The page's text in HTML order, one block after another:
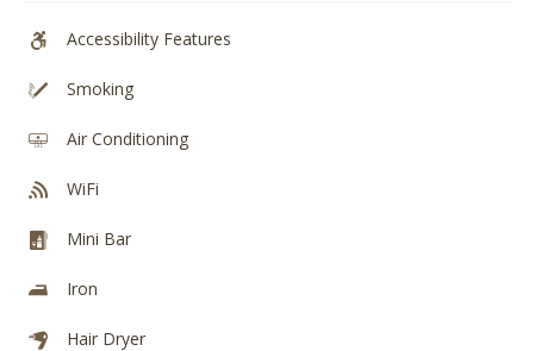
Accessibility Features
Smoking
Air Conditioning
WiFi
Mini Bar
Iron
Hair Dryer